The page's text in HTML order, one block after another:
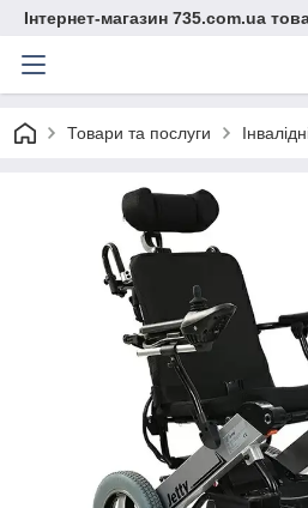
Інтернет-магазин 735.com.ua
Товари та послуги